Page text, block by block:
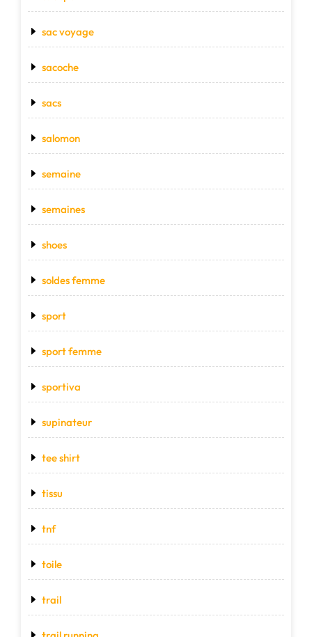
sac voyage
sacoche
sacs
salomon
semaine
semaines
shoes
soldes femme
sport
sport femme
sportiva
supinateur
tee shirt
tissu
tnf
toile
trail